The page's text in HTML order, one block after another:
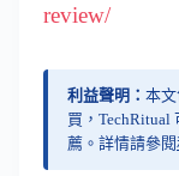
review/
利益聲明： 本
買，TechRitual
薦。詳情請參閱